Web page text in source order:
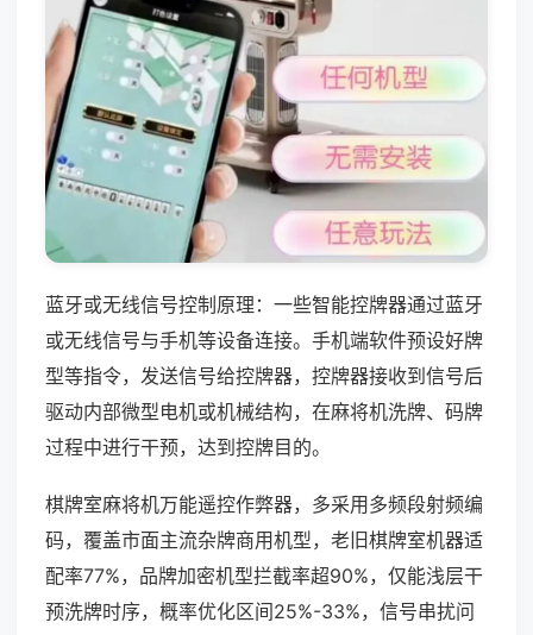
蓝牙或无线信号控制原理：一些智能控牌器通过蓝牙
或无线信号与手机等设备连接。手机端软件预设好牌
型等指令，发送信号给控牌器，控牌器接收到信号后
驱动内部微型电机或机械结构，在麻将机洗牌、码牌
过程中进行干预，达到控牌目的。
棋牌室麻将机万能遥控作弊器，多采用多频段射频编
码，覆盖市面主流杂牌商用机型，老旧棋牌室机器适
配率77%，品牌加密机型拦截率超90%，仅能浅层干
预洗牌时序，概率优化区间25%-33%，信号串扰问